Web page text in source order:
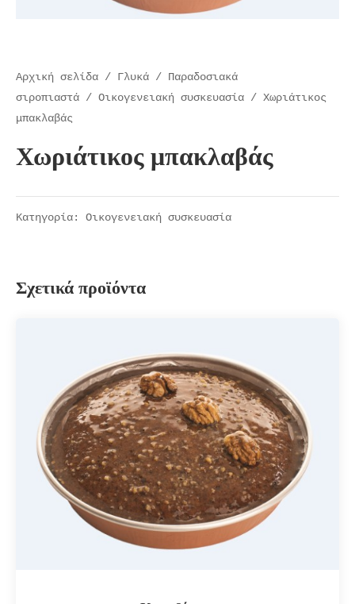
Αρχική σελίδα / Γλυκά / Παραδοσιακά
σιροπιαστά / Οικογενειακή συσκευασία / Χωριάτικος
μπακλαβάς
Χωριάτικος μπακλαβάς
Κατηγορία: Οικογενειακή συσκευασία
Σχετικά προϊόντα